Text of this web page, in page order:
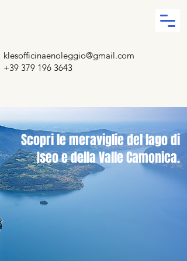
klesofficinaenoleggio@gmail.com
+39 379 196 3643
Scopri le meraviglie del lago di
Iseo e della Valle Camonica.